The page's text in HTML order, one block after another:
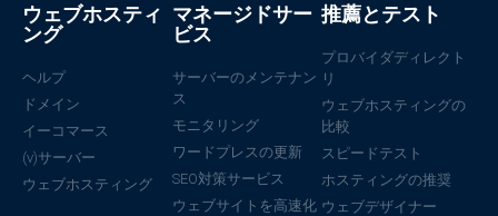
ウェブホスティ
ング
ヘルプ
ドメイン
イーコマース
(v)サーバー
ウェブホスティング
マネージドサー
ビス
サーバーのメンテナン
ス
モニタリング
ワードプレスの更新
SEO対策サービス
ウェブサイトを高速化
推薦とテスト
プロバイダディレクト
リ
ウェブホスティングの
比較
スピードテスト
ホスティングの推奨
ウェブデザイナー